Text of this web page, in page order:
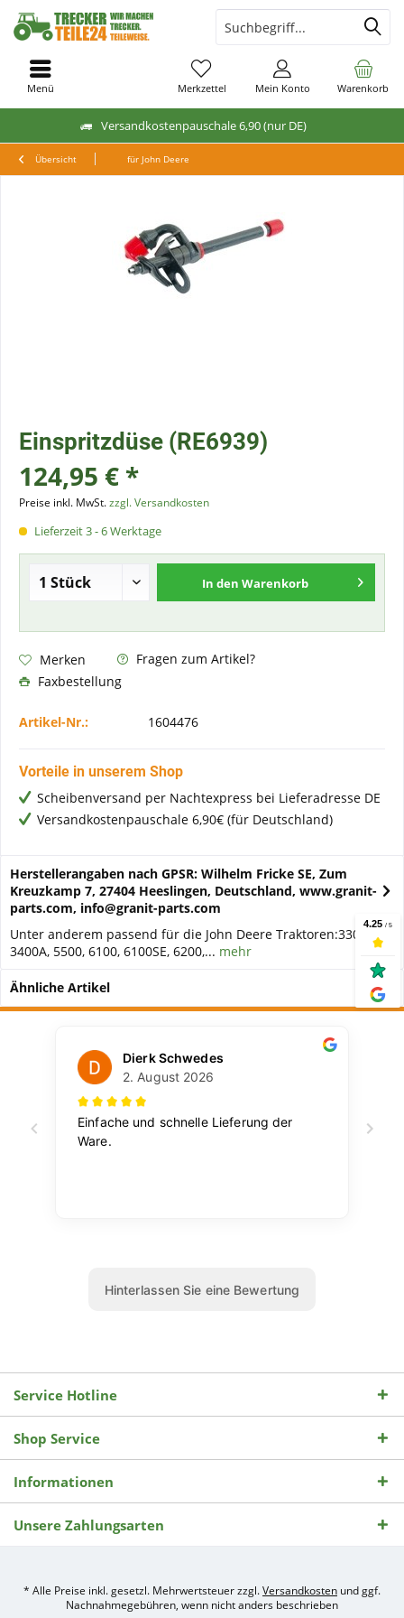
Versandkostenpauschale 6,90 (nur DE)
Warenkorb
Merkzettel Mein Konto
Menü
Übersicht für John Deere
Einspritzdüse (RE6939)
124,95 € *
Preise inkl. MwSt.zzgl. Versandkosten
Lieferzeit 3 - 6 Werktage
In den Warenkorb
Merken
Fragen zum Artikel?
Faxbestellung
Artikel-Nr.: 1604476
Vorteile in unserem Shop
Scheibenversand per Nachtexpress bei Lieferadresse DE
Versandkostenpauschale 6,90€ (für Deutschland)
Herstellerangaben nach GPSR: Wilhelm Fricke SE, Zum
Kreuzkamp 7, 27404 Heeslingen, Deutschland, www.granit-
parts.com, info@granit-parts.com
Unter anderem passend für die John Deere Traktoren:3300A,
3400A, 5500, 6100, 6100SE, 6200,... mehr
Ähnliche Artikel
Service Hotline
Shop Service
Informationen
Unsere Zahlungsarten
* Alle Preise inkl. gesetzl. Mehrwertsteuer zzgl.Versandkosten und ggf.
Nachnahmegebühren, wenn nicht anders beschrieben